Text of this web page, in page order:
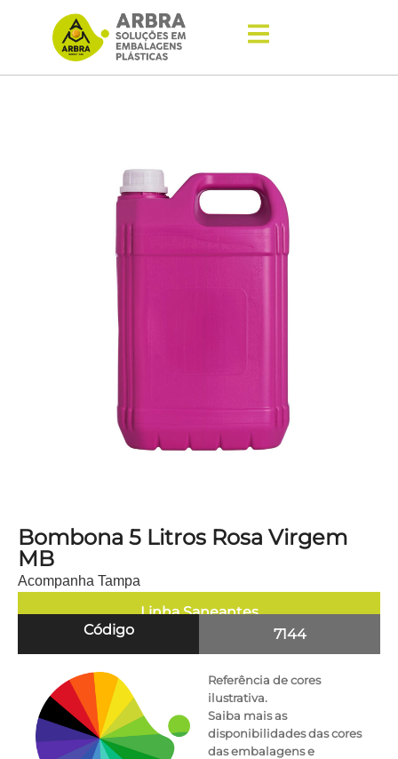
Bombona 5 Litros Rosa Virgem
MB
Acompanha Tampa
Linha Saneantes
Código
7144
Referência de cores
ilustrativa.
Saiba mais as
disponibilidades das cores
das embalagens e